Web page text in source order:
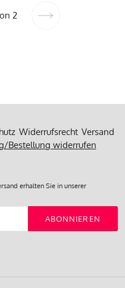
2
Nächste
Widerrufsrecht Versand
Bestellung widerrufen
erhalten Sie in unserer
ABONNIEREN